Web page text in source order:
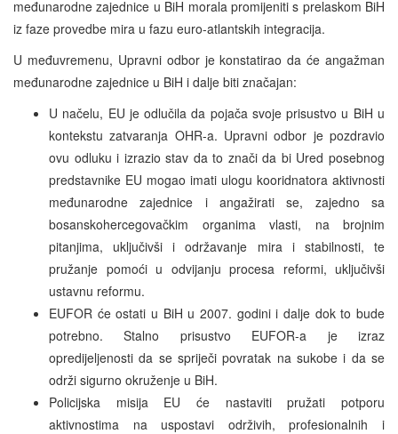
međunarodne zajednice u BiH morala promijeniti s prelaskom BiH
iz faze provedbe mira u fazu euro-atlantskih integracija.
U međuvremenu, Upravni odbor je konstatirao da će angažman
međunarodne zajednice u BiH i dalje biti značajan:
U načelu, EU je odlučila da pojača svoje prisustvo u BiH u
kontekstu zatvaranja OHR-a. Upravni odbor je pozdravio
ovu odluku i izrazio stav da to znači da bi Ured posebnog
predstavnike EU mogao imati ulogu kooridnatora aktivnosti
međunarodne zajednice i angažirati se, zajedno sa
bosanskohercegovačkim organima vlasti, na brojnim
pitanjima, uključivši i održavanje mira i stabilnosti, te
pružanje pomoći u odvijanju procesa reformi, uključivši
ustavnu reformu.
EUFOR će ostati u BiH u 2007. godini i dalje dok to bude
potrebno. Stalno prisustvo EUFOR-a je izraz
opredijeljenosti da se spriječi povratak na sukobe i da se
održi sigurno okruženje u BiH.
Policijska misija EU će nastaviti pružati potporu
aktivnostima na uspostavi održivih, profesionalnih i